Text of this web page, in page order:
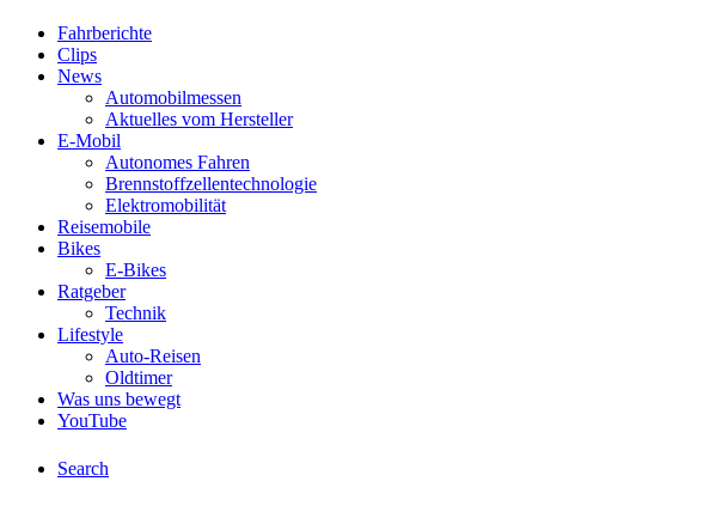
Fahrberichte
Clips
News
Automobilmessen
Aktuelles vom Hersteller
E-Mobil
Autonomes Fahren
Brennstoffzellentechnologie
Elektromobilität
Reisemobile
Bikes
E-Bikes
Ratgeber
Technik
Lifestyle
Auto-Reisen
Oldtimer
Was uns bewegt
YouTube
Search